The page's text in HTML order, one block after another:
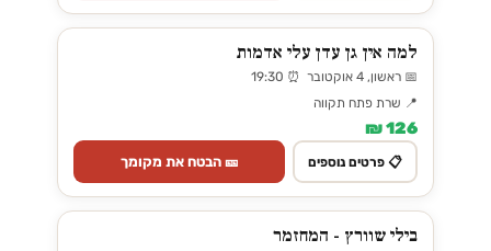
למה אין גן עדן עלי אדמות
📅 ראשון, 4 אוקטובר ⏰ 19:30
📍 שרת פתח תקווה
126 ₪
📋 פרטים נוספים 🎫 הבטח את מקומך
בילי שוורץ - המחזמר